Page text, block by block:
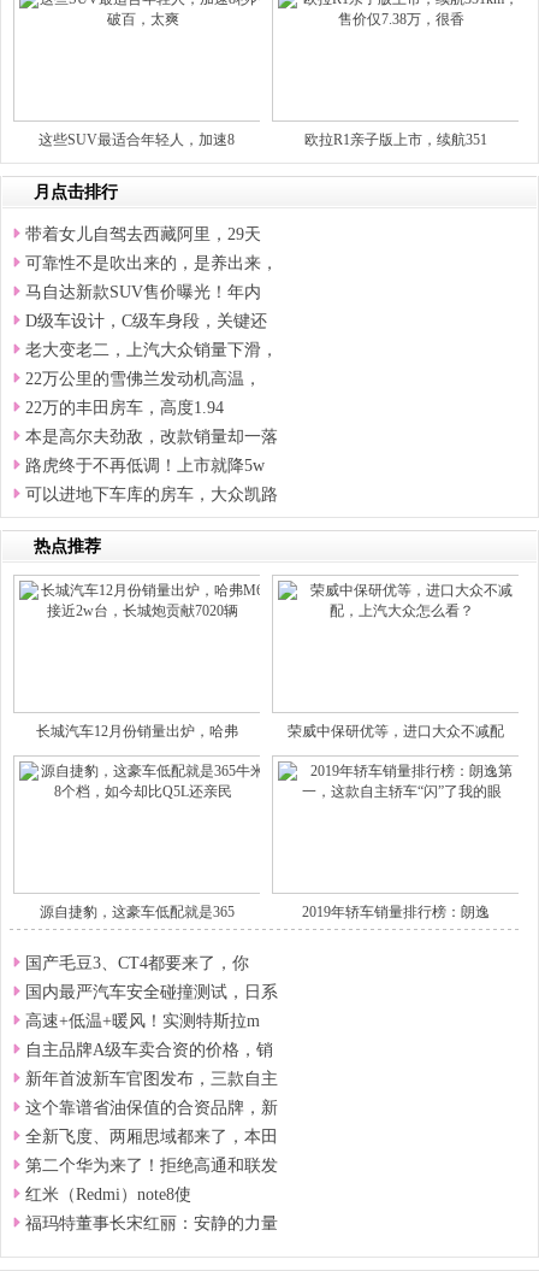
这些SUV最适合年轻人，加速8 欧拉R1亲子版上市，续航351
月点击排行
带着女儿自驾去西藏阿里，29天
可靠性不是吹出来的，是养出来，
马自达新款SUV售价曝光！年内
D级车设计，C级车身段，关键还
老大变老二，上汽大众销量下滑，
22万公里的雪佛兰发动机高温，
22万的丰田房车，高度1.94
本是高尔夫劲敌，改款销量却一落
路虎终于不再低调！上市就降5w
可以进地下车库的房车，大众凯路
热点推荐
长城汽车12月份销量出炉，哈弗 荣威中保研优等，进口大众不减配
源自捷豹，这豪车低配就是365 2019年轿车销量排行榜：朗逸
国产毛豆3、CT4都要来了，你
国内最严汽车安全碰撞测试，日系
高速+低温+暖风！实测特斯拉m
自主品牌A级车卖合资的价格，销
新年首波新车官图发布，三款自主
这个靠谱省油保值的合资品牌，新
全新飞度、两厢思域都来了，本田
第二个华为来了！拒绝高通和联发
红米（Redmi）note8使
福玛特董事长宋红丽：安静的力量